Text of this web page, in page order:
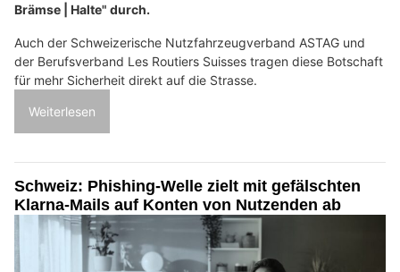
Brämse | Halte" durch.
Auch der Schweizerische Nutzfahrzeugverband ASTAG und
der Berufsverband Les Routiers Suisses tragen diese Botschaft
für mehr Sicherheit direkt auf die Strasse.
Weiterlesen
Schweiz: Phishing-Welle zielt mit gefälschten
Klarna-Mails auf Konten von Nutzenden ab